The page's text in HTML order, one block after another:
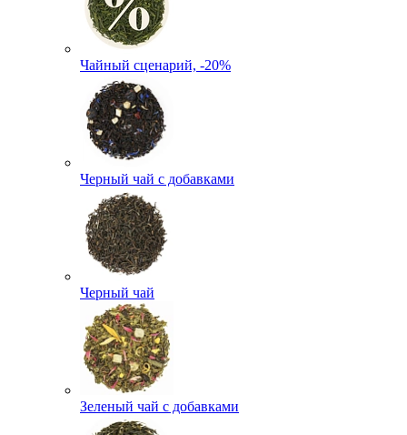
Чайный сценарий, -20%
Черный чай с добавками
Черный чай
Зеленый чай с добавками